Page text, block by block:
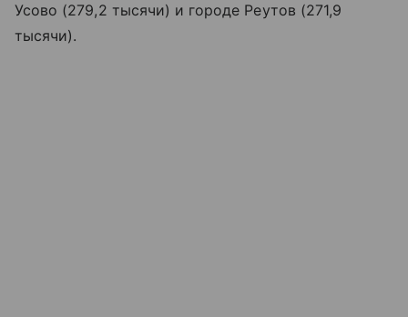
Усово (279,2 тысячи) и городе Реутов (271,9
тысячи).